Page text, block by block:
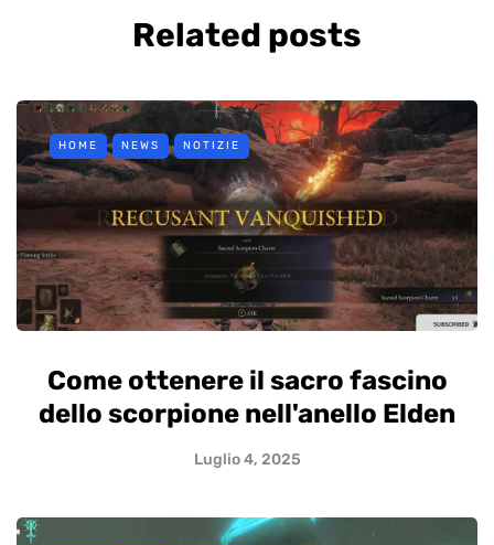
Related posts
HOME NEWS NOTIZIE
Come ottenere il sacro fascino
dello scorpione nell'anello Elden
Luglio 4, 2025